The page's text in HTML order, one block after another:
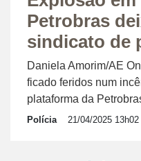
Petrobras
sindicato de
Daniela Amorim/AE
ficado feridos num
plataforma da
Polícia 21/04/2025 13h02